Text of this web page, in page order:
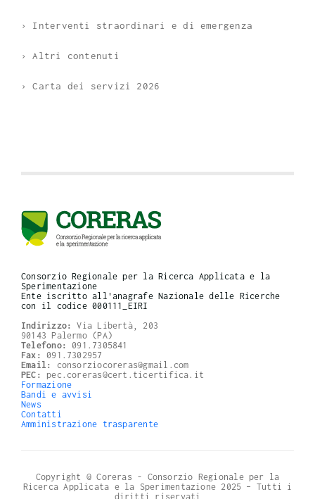
› Interventi straordinari e di emergenza
› Altri contenuti
› Carta dei servizi 2026
Consorzio Regionale per la Ricerca Applicata e la
Sperimentazione
Ente iscritto all'anagrafe Nazionale delle Ricerche
con il codice 000111_EIRI
Indirizzo: Via Libertà, 203
90143 Palermo (PA)
Telefono: 091.7305841
Fax: 091.7302957
Email:
consorziocoreras@gmail.com
PEC:
pec.coreras@cert.ticertifica.it
Formazione
Bandi e avvisi
News
Contatti
Amministrazione trasparente
Copyright @ Coreras - Consorzio Regionale per la
Ricerca Applicata e la Sperimentazione 2025 – Tutti i
diritti riservati